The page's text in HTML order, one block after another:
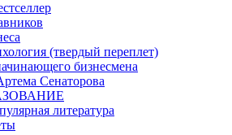
(твердый переплет)
бизнесмена
Сенаторова
литература